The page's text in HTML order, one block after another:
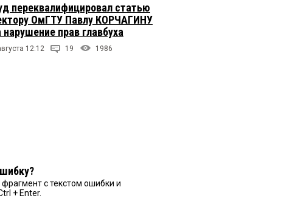
переквалифицировал статью
ОмГТУ Павлу КОРЧАГИНУ
нарушение прав главбуха
12:12 19 1986
с текстом ошибки и
+ Enter.